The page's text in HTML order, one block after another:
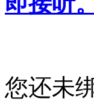
您还未